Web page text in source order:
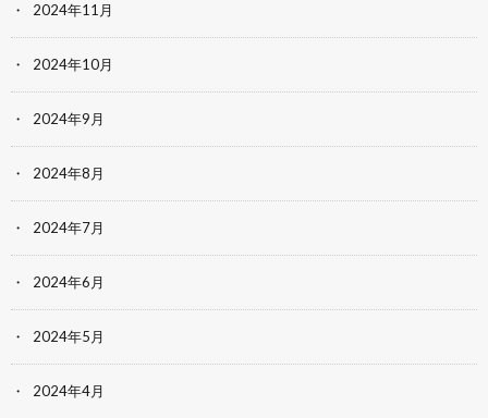
2024年11月
2024年10月
2024年9月
2024年8月
2024年7月
2024年6月
2024年5月
2024年4月